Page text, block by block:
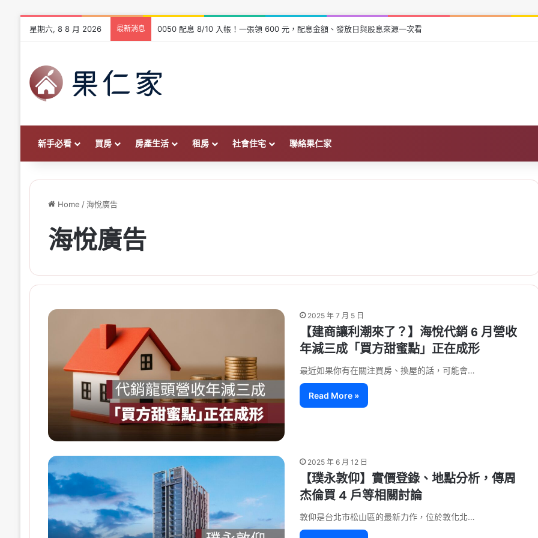
星期六, 8 8 月 2026 最新消息 0050 配息 8/10 入帳！一張領 600 元，配息金額、發放日與股息來源一次看
新手必看 買房 房產生活 租房 社會住宅 聯絡果仁家
Home / 海悅廣告
海悅廣告
2025 年 7 月 5 日
【建商讓利潮來了？】海悅代銷 6 月營收
年減三成「買方甜蜜點」正在成形
最近如果你有在關注買房、換屋的話，可能會…
Read More »
2025 年 6 月 12 日
【璞永敦仰】實價登錄、地點分析，傳周
杰倫買 4 戶等相關討論
敦仰是台北市松山區的最新力作，位於敦化北…